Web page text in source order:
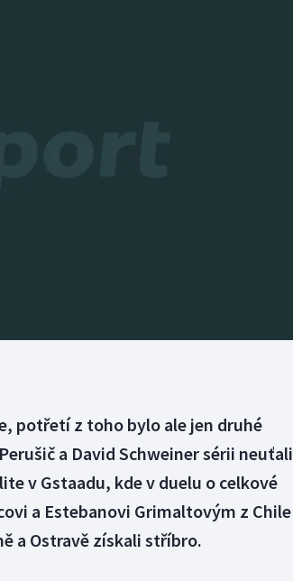
Parasport
potřetí z toho bylo ale jen druhé
a David Schweiner sérii neuťali
v Gstaadu, kde v duelu o celkové
a Estebanovi Grimaltovým z Chile
a Ostravě získali stříbro.